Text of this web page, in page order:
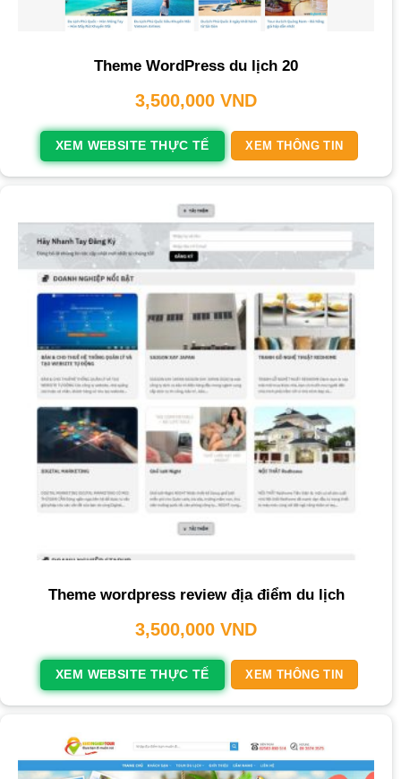
Theme WordPress du lịch 20
3,500,000 VND
XEM WEBSITE THỰC TẾ XEM THÔNG TIN
Theme wordpress review địa điểm du lịch
3,500,000 VND
XEM WEBSITE THỰC TẾ XEM THÔNG TIN